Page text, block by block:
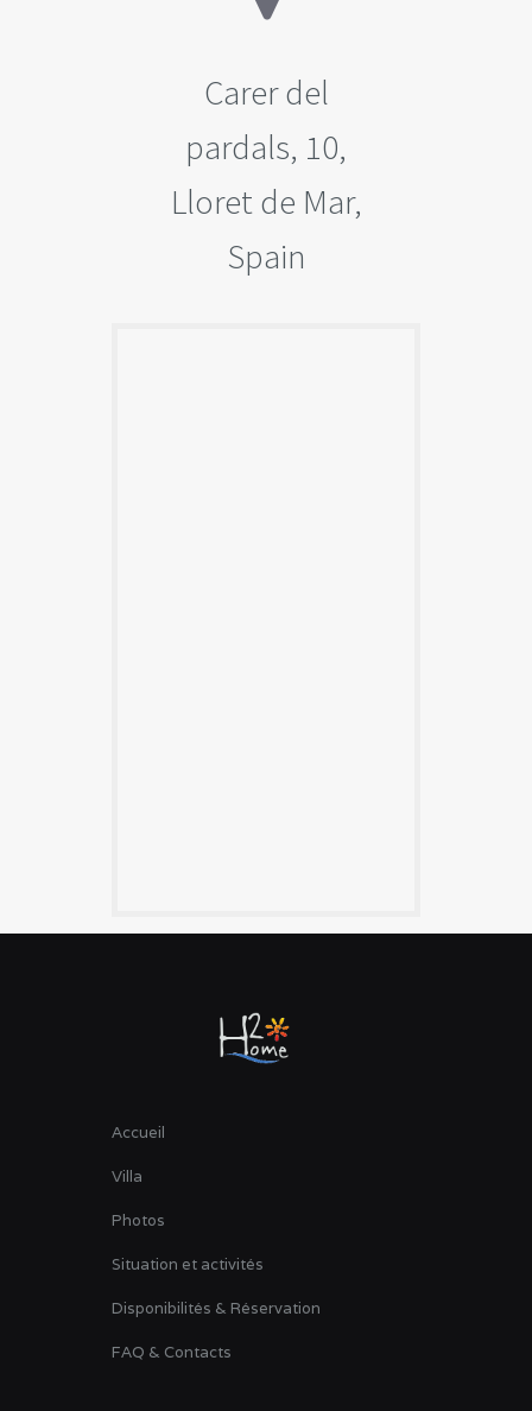
Carer del
pardals, 10,
Lloret de Mar,
Spain
Accueil
Villa
Photos
Situation et activités
Disponibilités & Réservation
FAQ & Contacts